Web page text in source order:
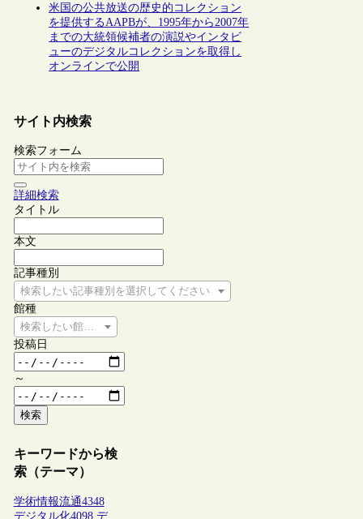
米国の公共放送の歴史的コレクション
を提供するAAPBが、1995年から2007年
までの大統領候補者の演説やインタビ
ューのデジタルコレクションを取得し
オンラインで公開
サイト内検索
検索フォーム
詳細検索
タイトル
本文
記事種別
検索したい記事種別を選択してください
館種
検索したい館種を選択してください
投稿日
～
検索
キーワードから検
索（テーマ）
学術情報流通4348
デジタル化4098 デ